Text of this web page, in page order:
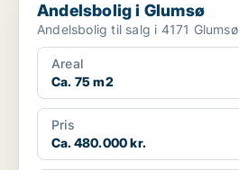
Andelsbolig i Glumsø
Andelsbolig til salg i 4171 Glumsø
Areal
Ca. 75 m2
Pris
Ca. 480.000 kr.